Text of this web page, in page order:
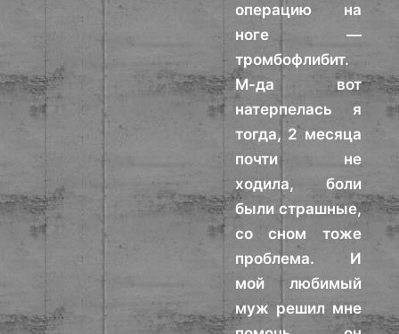
операцию на
ноге —
тромбофлибит.
М-да вот
натерпелась я
тогда, 2 месяца
почти не
ходила, боли
были страшные,
со сном тоже
проблема. И
мой любимый
муж решил мне